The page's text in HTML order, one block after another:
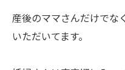
産後のママさんだけでな
いただいてます。